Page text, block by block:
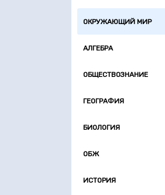
ОКРУЖАЮЩИЙ МИР
АЛГЕБРА
ОБЩЕСТВОЗНАНИЕ
ГЕОГРАФИЯ
БИОЛОГИЯ
ОБЖ
ИСТОРИЯ